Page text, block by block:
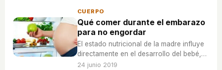
CUERPO
Qué comer durante el embarazo
para no engordar
El estado nutricional de la madre influye
directamente en el desarrollo del bebé,
por lo que seguir una dieta variada
24 junio 2019